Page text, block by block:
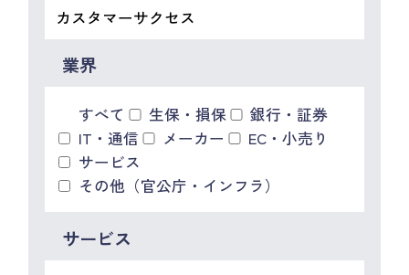
IR情報
CX向上情報サイト
業界
すべて 生保・損保
銀行・証券
IT・通信
メーカー
EC・小売り
サービス
その他（官公庁・インフラ）
サービス